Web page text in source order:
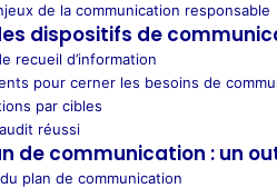
de la communication responsable
dispositifs de
recueil d’information
pour cerner les besoins de
par cibles
réussi
de communication : un
plan de communication